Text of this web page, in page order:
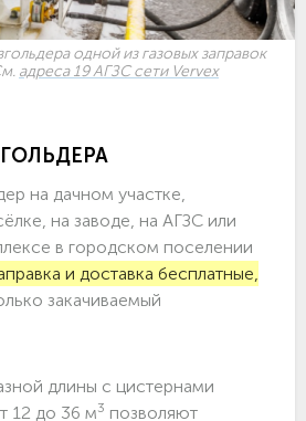
одной из газовых заправок
адреса 19 АГЗС сети Vervex
на дачном участке,
на заводе, на АГЗС или
в городском поселении
и доставка бесплатные,
закачиваемый
длины с цистернами
12 до 36 м3 позволяют